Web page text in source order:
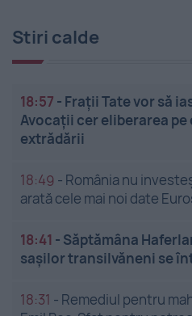
Stiri calde
18:57 - Frații Tate vor să
Avocații cer eliberarea
extrădării
18:49 - România nu
arată cele mai noi date
18:41 - Săptămâna
sașilor transilvăneni se
18:31 - Remediul pentru